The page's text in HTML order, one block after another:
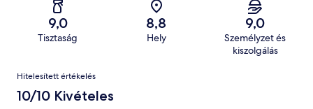
9,0
Tisztaság
8,8
Hely
9,0
Személyzet és
kiszolgálás
Értékelések
Hitelesített értékelés
10/10 Kivételes